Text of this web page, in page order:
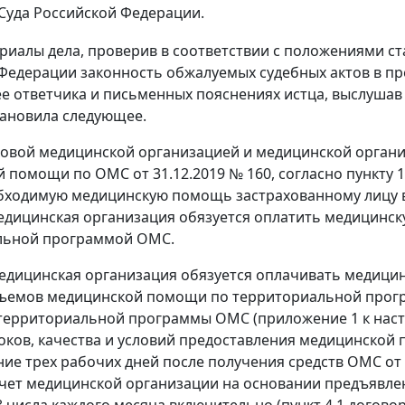
Российской Федерации.
дела, проверив в соответствии с положениями
законность обжалуемых судебных актов в
ответчика и письменных пояснениях истца,
следующее.
медицинской организацией и медицинской
помощи по ОМС от 31.12.2019 № 160, согласно пункту
медицинскую помощь застрахованному
организация обязуется оплатить
программой ОМС.
организация обязуется оплачивать
медицинской помощи по территориальной
программы ОМС (приложение 1 к
качества и условий предоставления
трех рабочих дней после получения средств ОМС
медицинской организации на основании